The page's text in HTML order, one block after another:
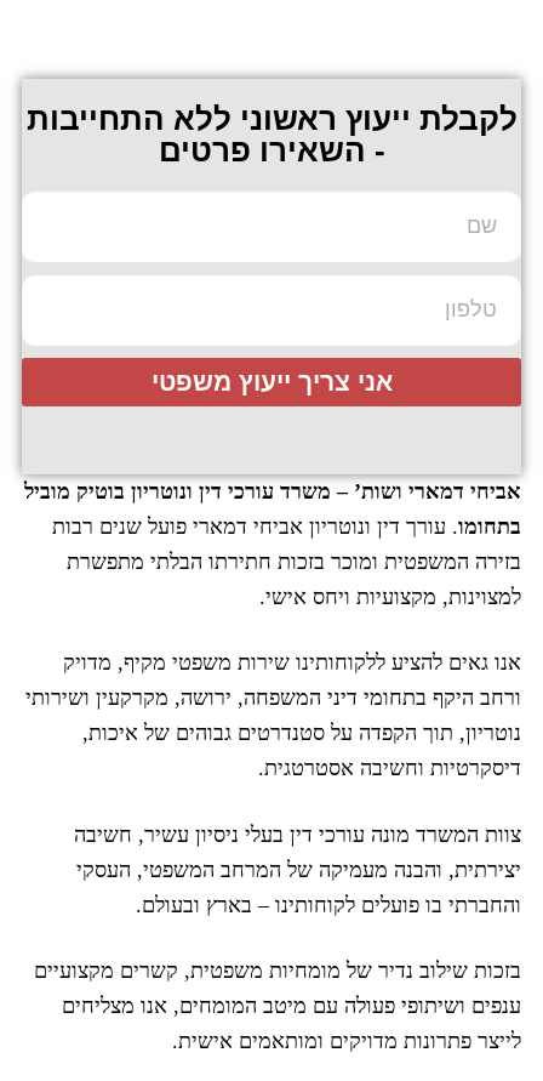
לקבלת ייעוץ ראשוני ללא התחייבות
- השאירו פרטים
אני צריך ייעוץ משפטי
אביחי דמארי ושות’ – משרד עורכי דין ונוטריון בוטיק מוביל
בתחומו. עורך דין ונוטריון אביחי דמארי פועל שנים רבות
בזירה המשפטית ומוכר בזכות חתירתו הבלתי מתפשרת
למצוינות, מקצועיות ויחס אישי.
אנו גאים להציע ללקוחותינו שירות משפטי מקיף, מדויק
ורחב היקף בתחומי דיני המשפחה, ירושה, מקרקעין ושירותי
נוטריון, תוך הקפדה על סטנדרטים גבוהים של איכות,
דיסקרטיות וחשיבה אסטרטגית.
צוות המשרד מונה עורכי דין בעלי ניסיון עשיר, חשיבה
יצירתית, והבנה מעמיקה של המרחב המשפטי, העסקי
והחברתי בו פועלים לקוחותינו – בארץ ובעולם.
בזכות שילוב נדיר של מומחיות משפטית, קשרים מקצועיים
ענפים ושיתופי פעולה עם מיטב המומחים, אנו מצליחים
לייצר פתרונות מדויקים ומותאמים אישית.